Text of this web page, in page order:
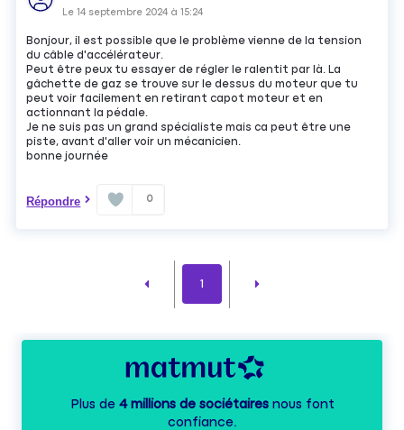
Le14 septembre 2024 à15:24
Bonjour, il est possible que le problème vienne de la tension
du câble d'accélérateur.
Peut être peux tu essayer de régler le ralentit par là. La
gâchette de gaz se trouve sur le dessus du moteur que tu
peut voir facilement en retirant capot moteur et en
actionnant la pédale.
Je ne suis pas un grand spécialiste mais ca peut être une
piste, avant d'aller voir un mécanicien.
bonne journée
Répondre 0
1
Plus de 4 millions de sociétairesnous font
confiance.